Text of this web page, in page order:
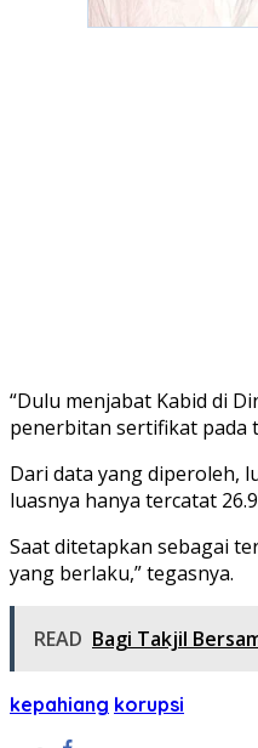
“Dulu menjabat Kabid di
penerbitan sertifikat pada
Dari data yang diperoleh,
luasnya hanya tercatat
Saat ditetapkan sebagai
yang berlaku,” tegasnya.
READ Bagi Takjil
kepahiang korupsi